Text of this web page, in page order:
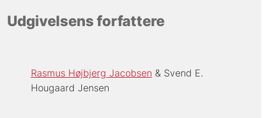
Udgivelsens forfattere
Rasmus Højbjerg Jacobsen
Svend E.
Hougaard Jensen